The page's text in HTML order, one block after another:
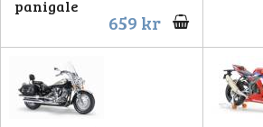
panigale
659 kr